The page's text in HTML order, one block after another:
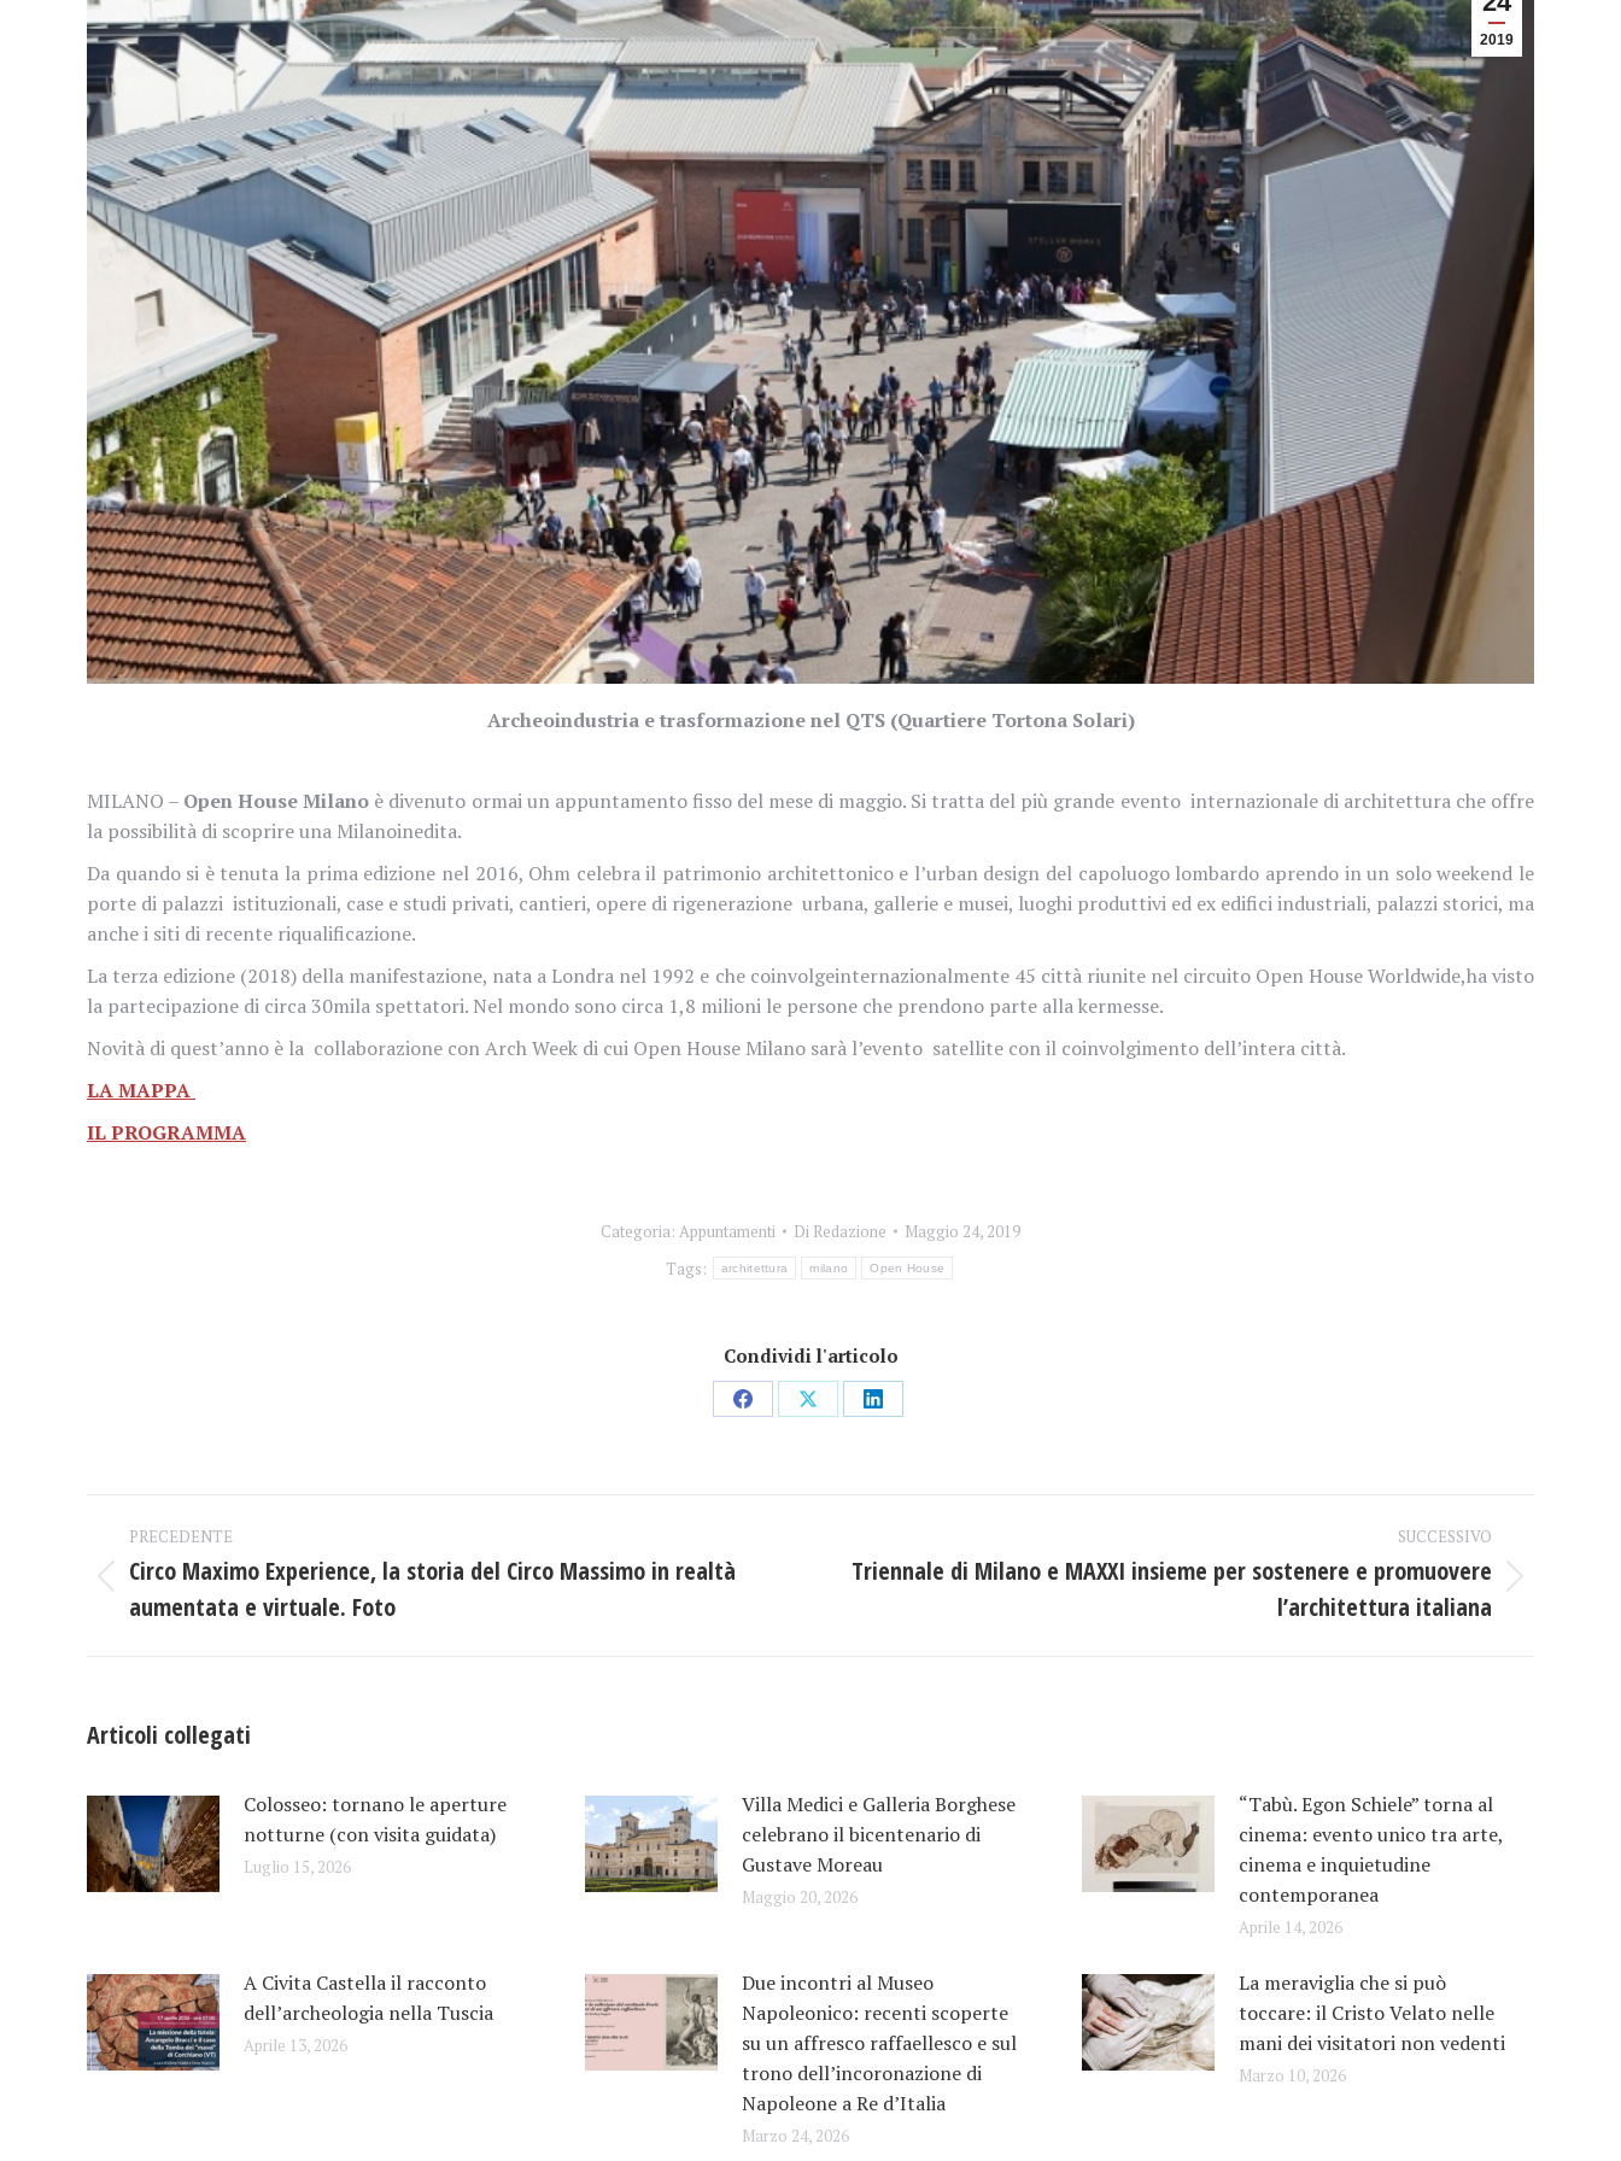
2019
Archeoindustria e trasformazione nel QTS (Quartiere Tortona Solari)
MILANO – Open House Milano è divenuto ormai un appuntamento fisso del mese di maggio. Si tratta del più grande evento internazionale di architettura che offre
la possibilità di scoprire una Milanoinedita.
Da quando si è tenuta la prima edizione nel 2016, Ohm celebra il patrimonio architettonico e l’urban design del capoluogo lombardo aprendo in un solo weekend le
porte di palazzi istituzionali, case e studi privati, cantieri, opere di rigenerazione urbana, gallerie e musei, luoghi produttivi ed ex edifici industriali, palazzi storici, ma
anche i siti di recente riqualificazione.
La terza edizione (2018) della manifestazione, nata a Londra nel 1992 e che coinvolgeinternazionalmente 45 città riunite nel circuito Open House Worldwide,ha visto
la partecipazione di circa 30mila spettatori. Nel mondo sono circa 1,8 milioni le persone che prendono parte alla kermesse.
Novità di quest’anno è la collaborazione con Arch Week di cui Open House Milano sarà l’evento satellite con il coinvolgimento dell’intera città.
LA MAPPA
IL PROGRAMMA
Categoria: Appuntamenti Di Redazione
Maggio 24, 2019
Tags:
architettura milano Open House
Condividi l'articolo
CondividiCondividiCondividi
Naviga
tra
PRECEDENTE
Post
precedente:
Circo Maximo Experience, la storia del Circo Massimo in realtà
aumentata e virtuale. Foto
SUCCESSIVO
Prossimo
Triennale di Milano e MAXXI insieme per sostenere e promuovere
l’architettura italiana
Articoli collegati
Colosseo: tornano le aperture
notturne (con visita guidata)
Luglio 15, 2026
Villa Medici e Galleria Borghese
celebrano il bicentenario di
Gustave Moreau
Maggio 20, 2026
“Tabù. Egon Schiele” torna al
cinema: evento unico tra arte,
cinema e inquietudine
contemporanea
Aprile 14, 2026
A Civita Castella il racconto
dell’archeologia nella Tuscia
Aprile 13, 2026
Due incontri al Museo
Napoleonico: recenti scoperte
su un affresco raffaellesco e sul
trono dell’incoronazione di
Napoleone a Re d’Italia
Marzo 24, 2026
La meraviglia che si può
toccare: il Cristo Velato nelle
mani dei visitatori non vedenti
Marzo 10, 2026